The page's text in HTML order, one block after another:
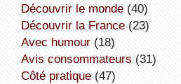
découvrir le monde(40)
découvrir la France(23)
avec humour(18)
avis consommateurs (31)
côté pratique(47)